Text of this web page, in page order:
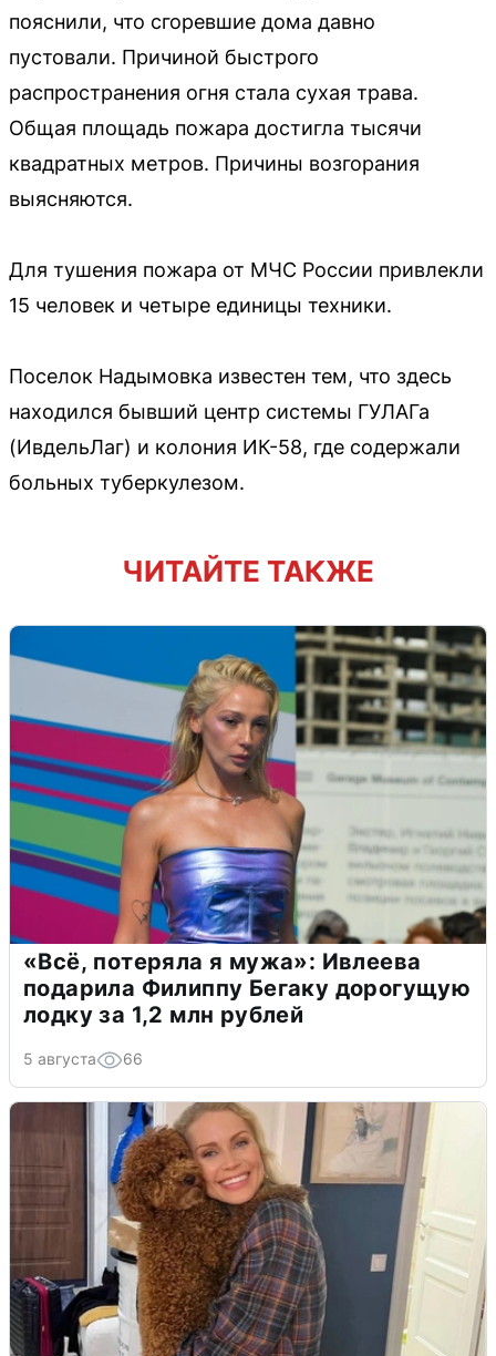
пояснили, что сгоревшие дома давно
пустовали. Причиной быстрого
распространения огня стала сухая трава.
Общая площадь пожара достигла тысячи
квадратных метров. Причины возгорания
выясняются.
Для тушения пожара от МЧС России привлекли
15 человек и четыре единицы техники.
Поселок Надымовка известен тем, что здесь
находился бывший центр системы ГУЛАГа
(ИвдельЛаг) и колония ИК-58, где содержали
больных туберкулезом.
ЧИТАЙТЕ ТАКЖЕ
«Всё, потеряла я мужа»: Ивлеева
подарила Филиппу Бегаку дорогущую
лодку за 1,2 млн рублей
5 августа 66